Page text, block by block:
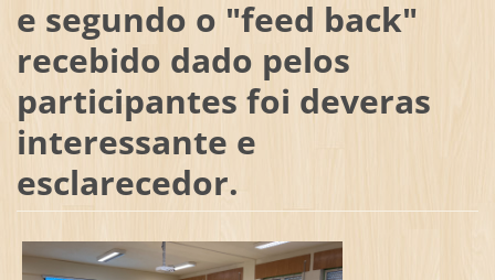
e segundo o "feed back"
recebido dado pelos
participantes foi deveras
interessante e
esclarecedor.